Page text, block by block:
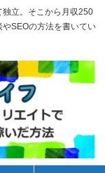
立。そこから月収250
SEOの方法を書いてい